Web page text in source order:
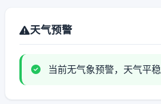
天气预警
当前无气象预警，天气平稳